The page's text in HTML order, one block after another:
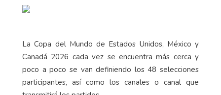
La Copa del Mundo de Estados Unidos, México y
Canadá 2026 cada vez se encuentra más cerca y
poco a poco se van definiendo los 48 selecciones
participantes, así como los canales o canal que